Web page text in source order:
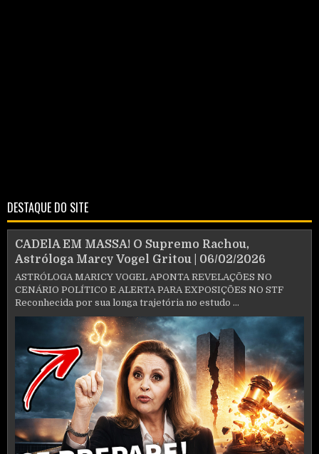
DESTAQUE DO SITE
CADElA EM MASSA! O Supremo Rachou,
Astróloga Marcy Vogel Gritou | 06/02/2026
ASTRÓLOGA MARICY VOGEL APONTA REVELAÇÕES NO
CENÁRIO POLÍTICO E ALERTA PARA EXPOSIÇÕES NO STF
Reconhecida por sua longa trajetória no estudo ...